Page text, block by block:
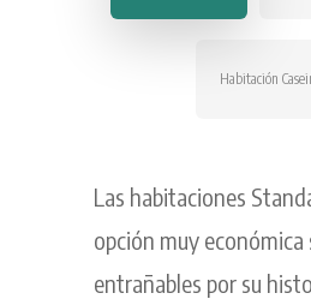
Habitación
Las habitaciones
opción muy económica
entrañables por su